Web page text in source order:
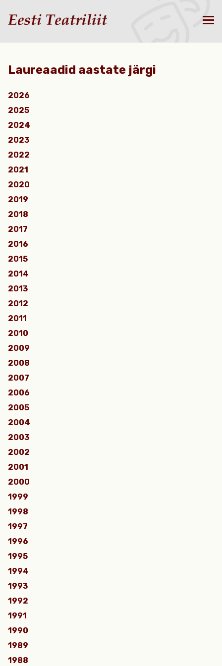
Laureaadid aastate järgi
2026
2025
2024
2023
2022
2021
2020
2019
2018
2017
2016
2015
2014
2013
2012
2011
2010
2009
2008
2007
2006
2005
2004
2003
2002
2001
2000
1999
1998
1997
1996
1995
1994
1993
1992
1991
1990
1989
1988